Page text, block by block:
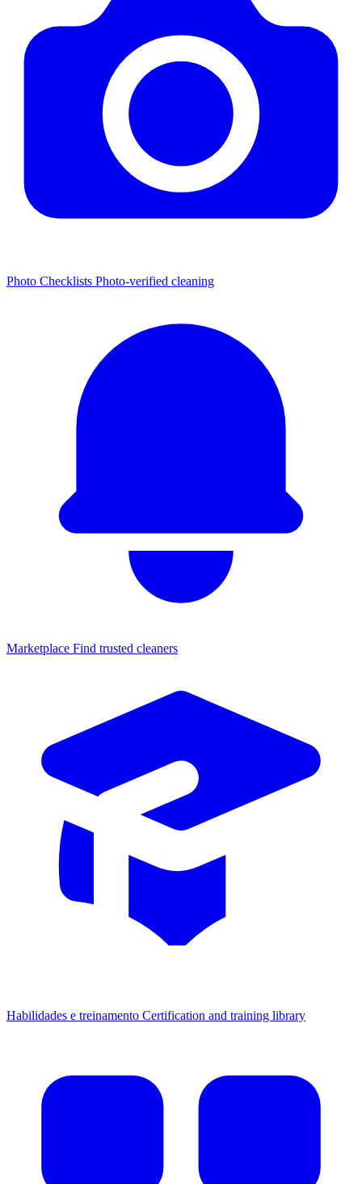
Photo Checklists Photo-verified cleaning
Marketplace Find trusted cleaners
Habilidades e treinamento Certification and training library